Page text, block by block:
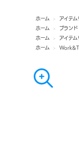
ホーム > アイテム
ホーム
> ブラン
ホーム
> アイテム
ホーム
>